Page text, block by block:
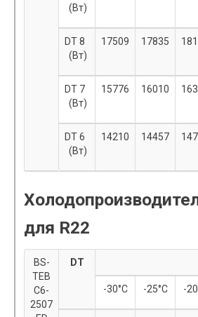
(Вт)
DT 8
(Вт)
17509 17835
DT 7
(Вт)
15776 16010
DT 6
(Вт)
14210 14457
для R22
BS-
TEB
C6-
2507
DT
-30°С -25°С -